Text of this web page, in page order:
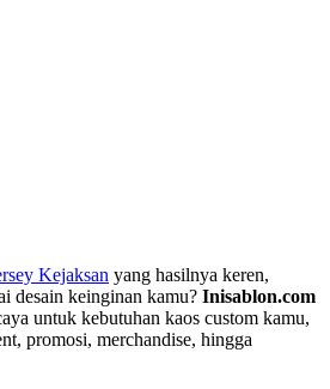
Kejaksan yang hasilnya keren,
desain keinginan kamu? Inisablon.com
untuk kebutuhan kaos custom kamu,
promosi, merchandise, hingga